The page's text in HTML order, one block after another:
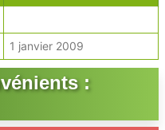
1 janvier 2009
: